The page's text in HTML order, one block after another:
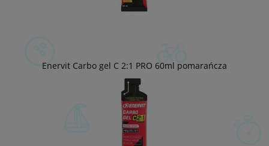
Enervit Carbo gel C 2:1 PRO 60ml pomarańcza